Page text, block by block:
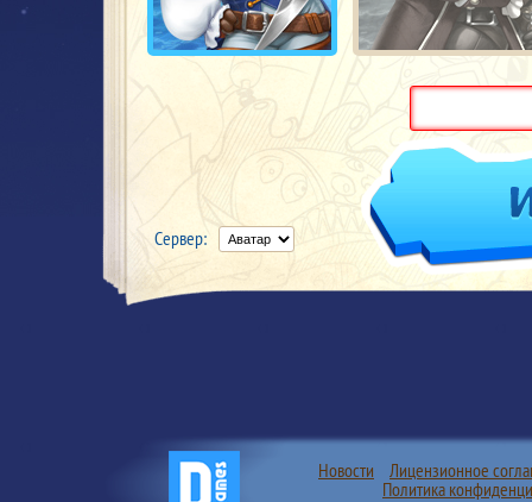
Сервер:
Новости
Лицензионное
Политика